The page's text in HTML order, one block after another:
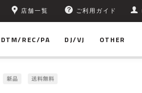
店舗一覧 ご利用ガイド
DTM/REC/PA DJ/VJ OTHER